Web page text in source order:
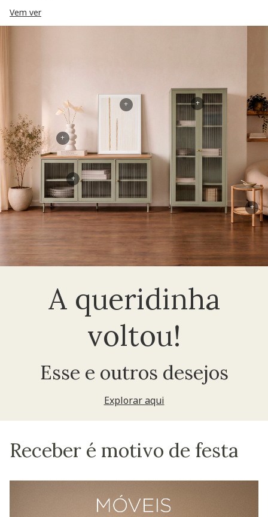
Vem ver
A queridinha
voltou!
Esse e outros desejos
Explorar aqui
+
+
+
+
+
Receber é motivo de festa